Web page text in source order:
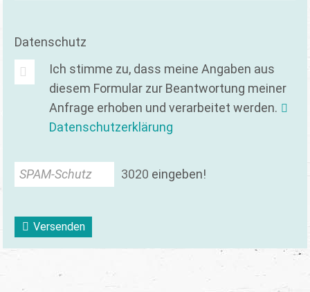
Datenschutz
Ich stimme zu, dass meine Angaben aus
diesem Formular zur Beantwortung meiner
Anfrage erhoben und verarbeitet werden.
Datenschutzerklärung
SPAM-Schutz 3020 eingeben!
Versenden